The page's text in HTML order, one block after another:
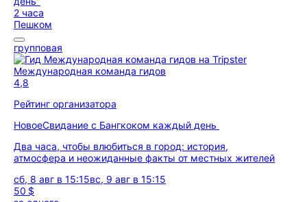
2 часа
Пешком
групповая
Международная команда гидов
4,8
Рейтинг организатора
НовоеСвидание с Бангкоком каждый день
Два часа, чтобы влюбиться в город: история,
атмосфера и неожиданные факты от местных жителей
сб, 8 авг в 15:15вс, 9 авг в 15:15
50 $